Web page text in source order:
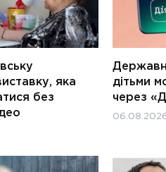
яка
без
дітьми
через